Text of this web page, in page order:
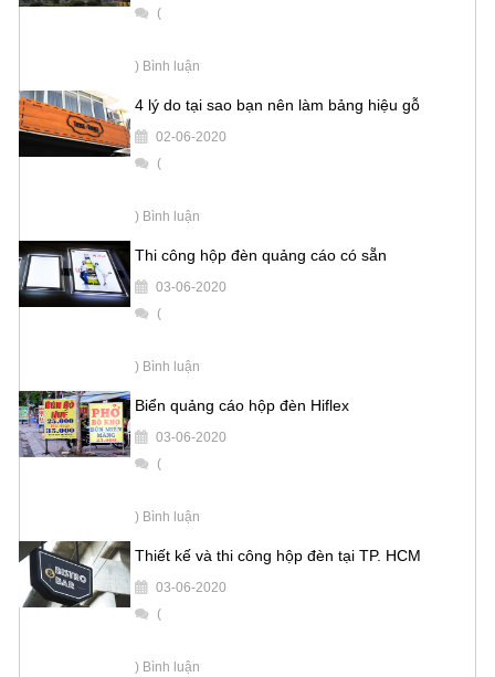
(
) Bình luận
4 lý do tại sao bạn nên làm bảng hiệu gỗ
02-06-2020
(
) Bình luận
Thi công hộp đèn quảng cáo có sẵn
03-06-2020
(
) Bình luận
Biển quảng cáo hộp đèn Hiflex
03-06-2020
(
) Bình luận
Thiết kế và thi công hộp đèn tại TP. HCM
03-06-2020
(
) Bình luận